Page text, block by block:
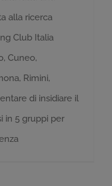
alla ricerca
Club Italia
Cuneo,
Rimini,
di insidiare il
in 5 gruppi per